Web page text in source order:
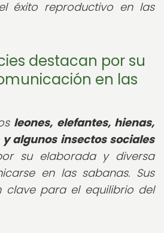
éxito reproductivo en las
destacan por su
en las
leones, elefantes, hienas,
algunos insectos sociales
su elaborada y diversa
en las sabanas. Sus
clave para el equilibrio del